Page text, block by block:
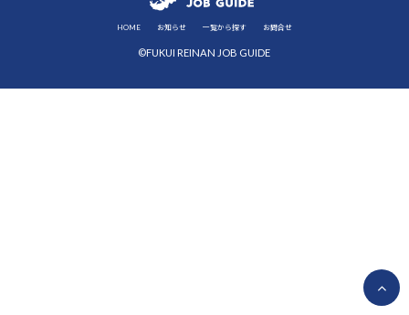
HOME お知らせ 一覧から探す お問合せ
©FUKUI REINAN JOB GUIDE